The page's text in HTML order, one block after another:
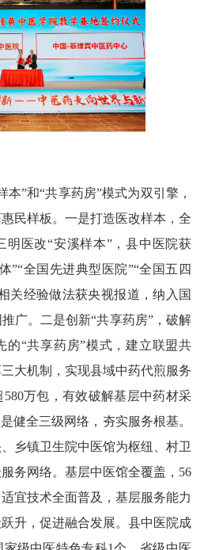
”和“共享药房”模式为双引擎，
民样板。一是打造医改样本，全
明医改“安溪样本”，县中医院获
”“全国先进典型医院”“全国五四
关经验做法获央视报道，纳入国
广。二是创新“共享药房”，破解
的“共享药房”模式，建立联盟共
大机制，实现县域中药代煎服务
万包，有效破解基层中药材采
健全三级网络，夯实服务根基。
乡镇卫生院中医馆为枢纽、村卫
务网络。基层中医馆全覆盖，56
宜技术全面普及，基层服务能力
升，促进融合发展。县中医院成